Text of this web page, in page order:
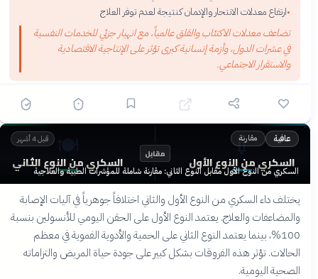
•ارتفاع معدلات الانتحار والإدمان كنتيجة لعدم توفر العلاج
تضاعف معدلات الاكتئاب والقلق عالمياً، مع انهيار جزئي للخدمات النفسية
في عشرات الدول، وأزمة إنسانية كبرى تؤثر على الإنتاجية الاقتصادية
والاستقرار الاجتماعي.
عافية مقارنة قبل 4 أشهر 💉
السكري من النوع الأول مقابل 🍽️
السكري من النوع الثاني
السكري من النوع الأول مقابل النوع الثاني: مقارنة شاملة للمؤشرات الطبية والعلاجية
يختلف داء السكري من النوع الأول والثاني اختلافاً جوهرياً في آليات الإصابة
والمضاعفات والعلاج. يعتمد النوع الأول على الحقن اليومي للأنسولين بنسبة
100%، بينما يعتمد النوع الثاني على الحمية والأدوية الفموية في معظم
الحالات. تؤثر هذه الفروقات بشكل كبير على جودة حياة المريض والتزاماته
الصحية اليومية.